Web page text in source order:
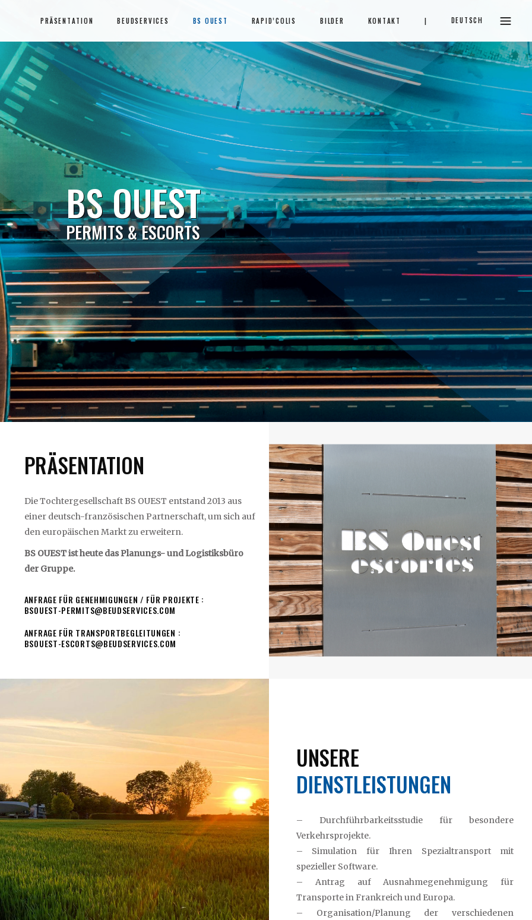
PRÄSENTATION BEUDSERVICES BS OUEST RAPID’COLIS BILDER KONTAKT | DEUTSCH
BS OUEST
PERMITS & ESCORTS
PRÄSENTATION
Die Tochtergesellschaft BS OUEST entstand 2013 aus
einer deutsch-französischen Partnerschaft, um sich auf
den europäischen Markt zu erweitern.
BS OUEST ist heute das Planungs- und Logistiksbüro
der Gruppe.
ANFRAGE FÜR GENEHMIGUNGEN / FÜR PROJEKTE :
BSOUEST-PERMITS@BEUDSERVICES.COM
ANFRAGE FÜR TRANSPORTBEGLEITUNGEN :
BSOUEST-ESCORTS@BEUDSERVICES.COM
UNSERE
DIENSTLEISTUNGEN
– Durchführbarkeitsstudie für besondere
Verkehrsprojekte.
– Simulation für Ihren Spezialtransport mit
spezieller Software.
– Antrag auf Ausnahmegenehmigung für
Transporte in Frankreich und Europa.
– Organisation/Planung der verschiedenen